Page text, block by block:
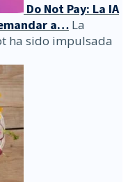
Do Not Pay: La IA
a… La
ha sido impulsada